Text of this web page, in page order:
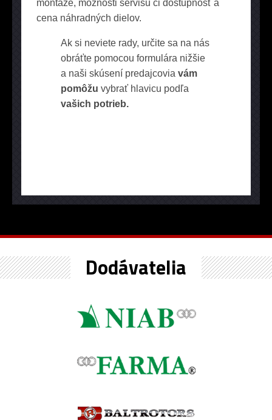
montáže, možnosti servisu či dostupnosť a
cena náhradných dielov.
Ak si neviete rady, určite sa na nás
obráťte pomocou formulára nižšie
a naši skúsení predajcovia vám
pomôžu vybrať hlavicu podľa
vašich potrieb.
Dodávatelia